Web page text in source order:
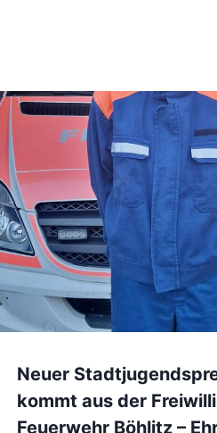
Neuer
kommt aus der
Feuerwehr Böhlitz –